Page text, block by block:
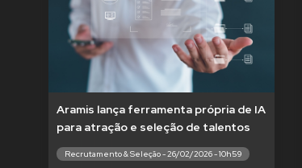
Aramis lança ferramenta própria de IA
para atração e seleção de talentos
Recrutamento & Seleção - 26/02/2026 - 10h59